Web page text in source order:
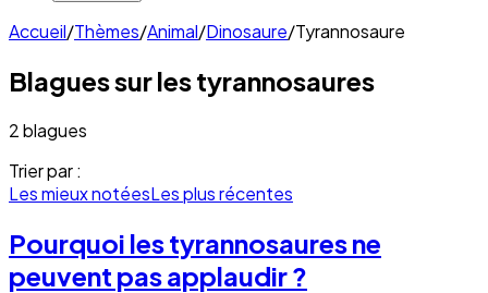
Accueil/Thèmes/Animal/Dinosaure/Tyrannosaure
Blagues sur lestyrannosaures
2 blagues
Trier par :
Les mieux notéesLes plus récentes
Pourquoi les tyrannosaures ne
peuvent pas applaudir ?